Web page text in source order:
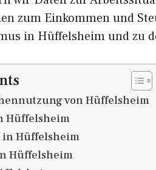
zum Einkommen und
in Hüffelsheim und zu
von Hüffelsheim
Hüffelsheim
Hüffelsheim
Hüffelsheim